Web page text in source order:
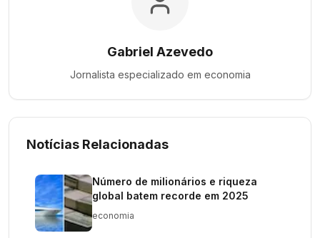
Gabriel Azevedo
Jornalista especializado em economia
Notícias Relacionadas
Número de milionários e riqueza
global batem recorde em 2025
economia